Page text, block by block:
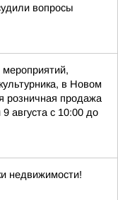
вопросы
в Новом
розничная продажа
августа с 10:00 до
недвижимости!